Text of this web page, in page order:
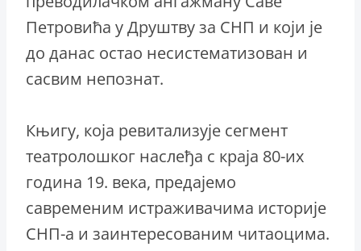
Петровића у Друштву за СНП и који је
до данас остао несистематизован и
сасвим непознат.
Књигу, која ревитализује сегмент
театролошког наслеђа с краја 80-их
година 19. века, предајемо
савременим истраживачима историје
СНП-а и заинтересованим читаоцима.